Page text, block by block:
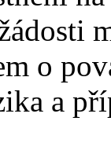
o
a